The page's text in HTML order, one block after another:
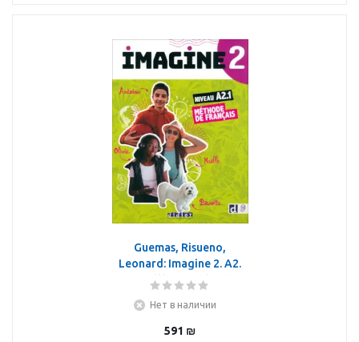
Guemas, Risueno,
Leonard: Imagine 2. A2.
Livre élève + Didierfle
Нет в наличии
591 ₪